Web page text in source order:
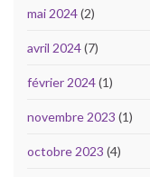
mai 2024(2)
avril 2024(7)
février 2024(1)
novembre 2023 (1)
octobre 2023 (4)